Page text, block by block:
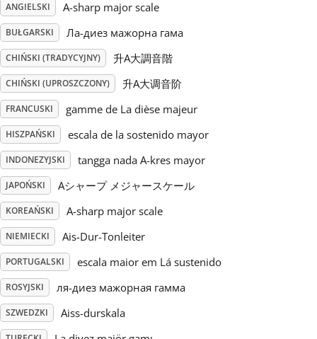
Português
Русский
Svenska
Tiếng Việt
Türkçe
Українська
繁體中文
ANGIELSKI A-sharp major scale
BUŁGARSKI Ла-диез мажорна гама
CHIŃSKI (TRADYCYJNY) 升A大調音階
CHIŃSKI (UPROSZCZONY) 升A大调音阶
FRANCUSKI gamme de La dièse majeur
HISZPAŃSKI escala de la sostenido mayor
INDONEZYJSKI tangga nada A-kres mayor
JAPOŃSKI Aシャープ メジャースケール
KOREAŃSKI A-sharp major scale
NIEMIECKI Ais-Dur-Tonleiter
PORTUGALSKI escala maior em Lá sustenido
ROSYJSKI ля-диез мажорная гамма
SZWEDZKI Aiss-durskala